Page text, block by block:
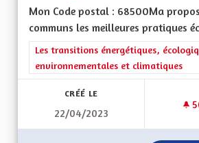
Mon Code postal : 68500Ma
communs les meilleures pratiques
Filtrer les résultats de la catégorie :
Les transitions énergétiques,
environnementales et climatiques
CRÉÉ LE
22/04/2023